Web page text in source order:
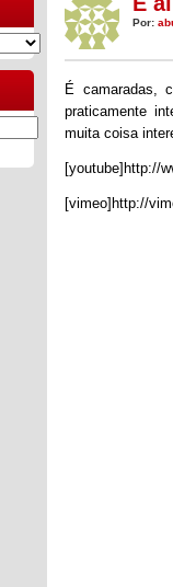
Por:
É camaradas,
praticamente
muita coisa
[youtube]http://
[vimeo]http://